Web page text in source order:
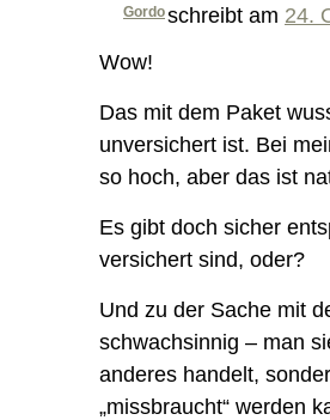
Gordoschreibt am 24.
Wow!
Das mit dem Paket
unversichert ist. Bei
so hoch, aber das ist
Es gibt doch sicher
versichert sind, oder?
Und zu der Sache mit
schwachsinnig – man
anderes handelt,
„missbraucht“ werden